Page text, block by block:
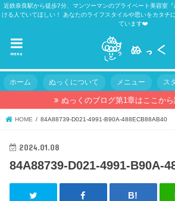
近鉄奈良駅から徒歩7分、マンツーマンのプライベート美容室
ける人でいてほしい！ あなたのライフスタイルや思いをカタチ
ています❤️
menu
ホーム ぬっくについて メニュー ス
ぬっくのブログ第1章はここか
HOME 84A88739-D021-4991-B90A-488ECB88AB40
2024.01.08
84A88739-D021-4991-B90A-